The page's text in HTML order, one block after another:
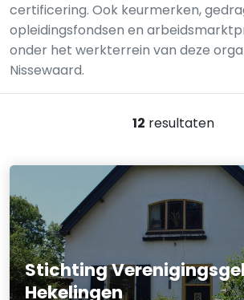
certificering. Ook keurmerken,
opleidingsfondsen en
onder het werkterrein van deze
Nissewaard.
12 resultaten
Stichting
Hekelingen